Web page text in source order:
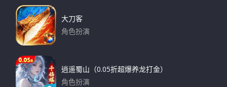
大刀客
角色扮演
逍遥蜀山（0.05折超爆养龙打金）
角色扮演